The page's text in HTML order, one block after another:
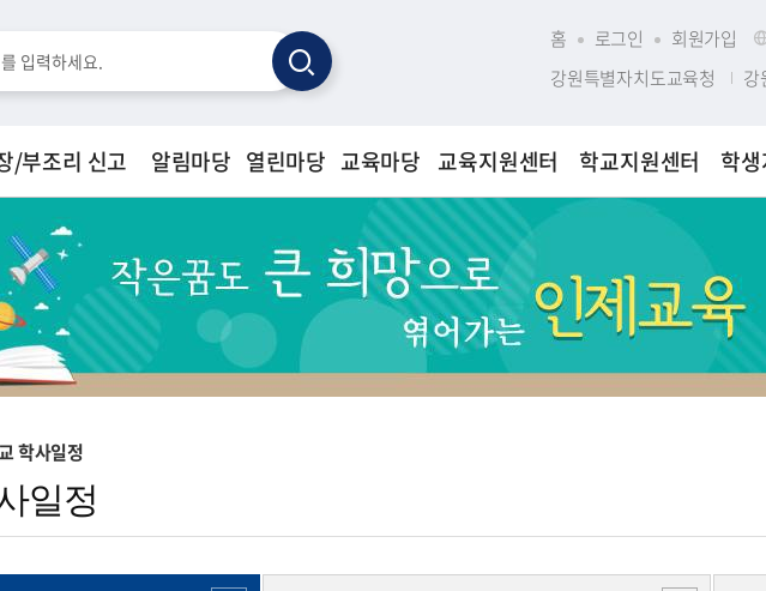
검
홈 로그인 회원가입
강원특별자치도교육청 강
/부조리 신고 알림마당 열린마당 교육마당 교육지원센터 학교지원센터 학
학사일정
일정